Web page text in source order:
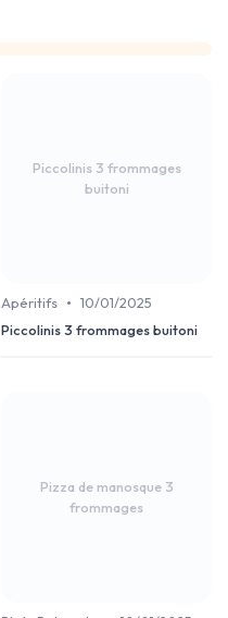
Piccolinis 3 frommages
buitoni
Apéritifs • 10/01/2025
Piccolinis 3 frommages buitoni
Pizza de manosque 3
frommages